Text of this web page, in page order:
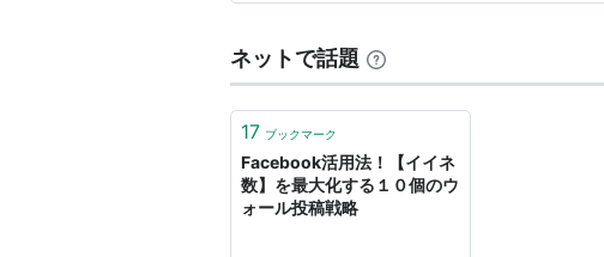
ネットで話題
17 ブックマーク
Facebook活用法！【イイネ
数】を最大化する１０個のウ
ォール投稿戦略